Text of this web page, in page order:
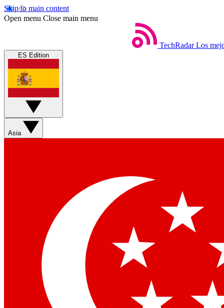
Skip to main content
Open menu Close main menu
TechRadar Los
ES Edition
Asia